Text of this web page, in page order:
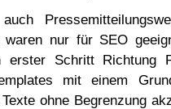
nur für SEO
erster Schritt Richtung
mit einem
ohne Begrenzung